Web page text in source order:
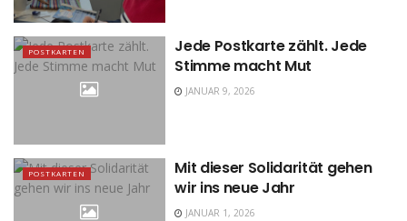
POSTKARTEN
Jede Postkarte zählt. Jede
Stimme macht Mut
JANUAR 9, 2026
POSTKARTEN
Mit dieser Solidarität gehen
wir ins neue Jahr
JANUAR 1, 2026